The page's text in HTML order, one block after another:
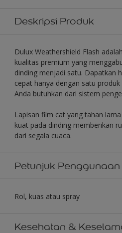
Deskripsi Produk
Dulux Weathershield Flash
kualitas premium yang
dinding menjadi satu. Dapatkan
cepat hanya dengan satu
Anda butuhkan dari sistem
Lapisan film cat yang tahan
kuat pada dinding memberikan
dari segala cuaca.
Petunjuk Penggunaan
Rol, kuas atau spray
Kesehatan &